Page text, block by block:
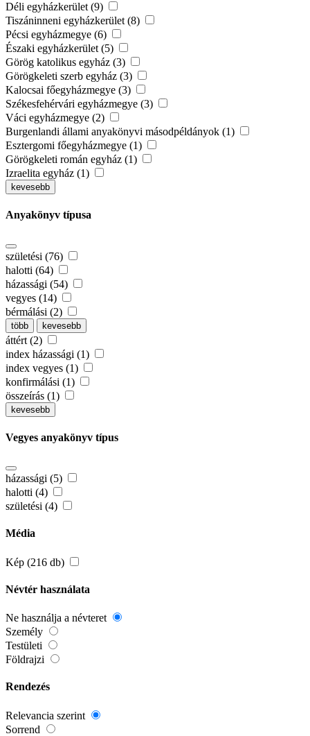
Déli egyházkerület (9)
Tiszáninneni egyházkerület (8)
Pécsi egyházmegye (6)
Északi egyházkerület (5)
Görög katolikus egyház (3)
Görögkeleti szerb egyház (3)
Kalocsai főegyházmegye (3)
Székesfehérvári egyházmegye (3)
Váci egyházmegye (2)
Burgenlandi állami anyakönyvi másodpéldányok (1)
Esztergomi főegyházmegye (1)
Görögkeleti román egyház (1)
Izraelita egyház (1)
kevesebb
Anyakönyv típusa
születési (76)
halotti (64)
házassági (54)
vegyes (14)
bérmálási (2)
több kevesebb
áttért (2)
index házassági (1)
index vegyes (1)
konfirmálási (1)
összeírás (1)
kevesebb
Vegyes anyakönyv típus
házassági (5)
halotti (4)
születési (4)
Média
Kép (216 db)
Névtér használata
Ne használja a névteret
Személy
Testületi
Földrajzi
Rendezés
Relevancia szerint
Sorrend